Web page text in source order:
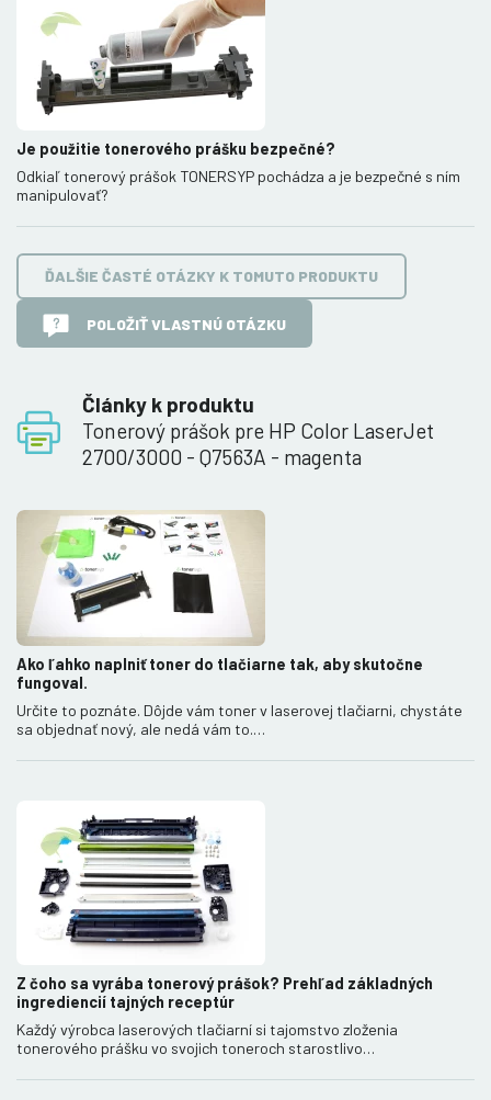
Články k produktu
Tonerový prášok pre HP Color LaserJet
2700/3000 - Q7563A - magenta
Je použitie tonerového prášku bezpečné?
Odkiaľ tonerový prášok TONERSYP pochádza a je bezpečné s ním
manipulovať?
ĎALŠIE ČASTÉ OTÁZKY K TOMUTO PRODUKTU
POLOŽIŤ VLASTNÚ OTÁZKU
Ako ľahko naplniť toner do tlačiarne tak, aby skutočne
fungoval.
Určite to poznáte. Dôjde vám toner v laserovej tlačiarni, chystáte
sa objednať nový, ale nedá vám to.…
Z čoho sa vyrába tonerový prášok? Prehľad základných
ingrediencií tajných receptúr
Každý výrobca laserových tlačiarní si tajomstvo zloženia
tonerového prášku vo svojich toneroch starostlivo…